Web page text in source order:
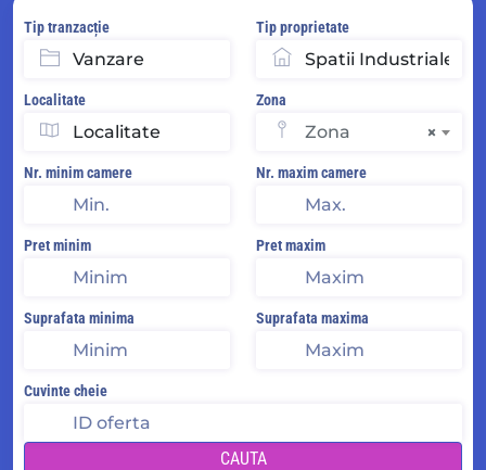
Tip tranzacție Tip proprietate
Localitate Zona
×
Zona
Nr. minim camere Nr. maxim camere
Pret minim Pret maxim
Suprafata minima Suprafata maxima
Cuvinte cheie
CAUTA